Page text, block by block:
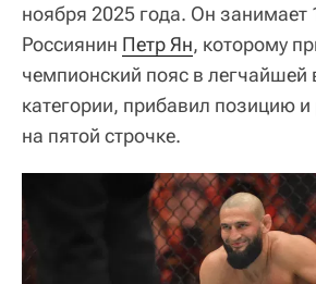
ноября 2025 года. Он занимает
Россиянин Петр Ян, которому
чемпионский пояс в легчайшей
категории, прибавил позицию
на пятой строчке.